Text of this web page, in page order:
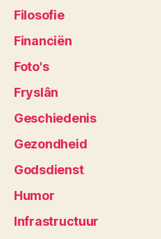
Filosofie
Financiën
Foto's
Fryslân
Geschiedenis
Gezondheid
Godsdienst
Humor
Infrastructuur